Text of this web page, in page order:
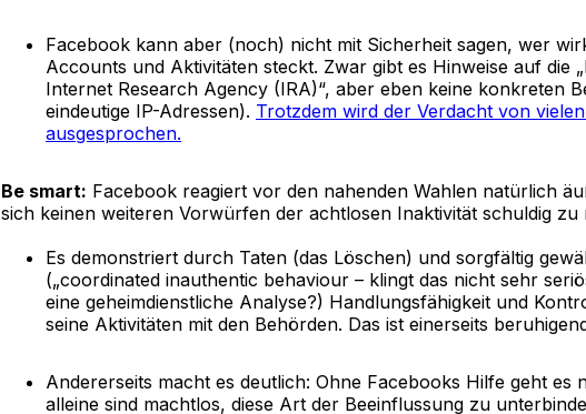
Facebook kann aber (noch) nicht mit Sicherheit sagen, wer
Accounts und Aktivitäten steckt. Zwar gibt es Hinweise auf die
Internet Research Agency (IRA)“, aber eben keine konkreten
eindeutige IP-Adressen). Trotzdem wird der Verdacht von
ausgesprochen.
Be smart: Facebook reagiert vor den nahenden Wahlen natürlich
sich keinen weiteren Vorwürfen der achtlosen Inaktivität schuldig zu
Es demonstriert durch Taten (das Löschen) und sorgfältig
(„coordinated inauthentic behaviour – klingt das nicht sehr
eine geheimdienstliche Analyse?) Handlungsfähigkeit und
seine Aktivitäten mit den Behörden. Das ist einerseits
Andererseits macht es deutlich: Ohne Facebooks Hilfe geht es
alleine sind machtlos, diese Art der Beeinflussung zu